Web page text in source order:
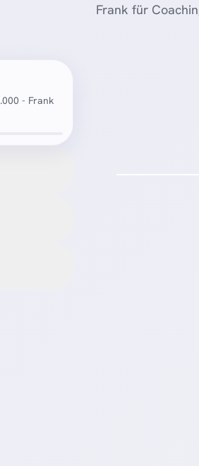
Frank für
- Frank